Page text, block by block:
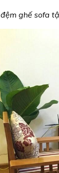
ghế sofa